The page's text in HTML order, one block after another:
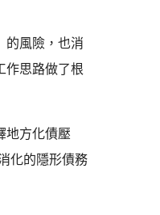
的風險，也消
作思路做了根
地方化債壓
化的隱形債務